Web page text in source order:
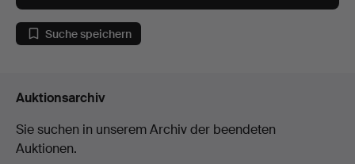
Suche speichern
Auktionsarchiv
Sie suchen in unserem Archiv der beendeten
Auktionen.